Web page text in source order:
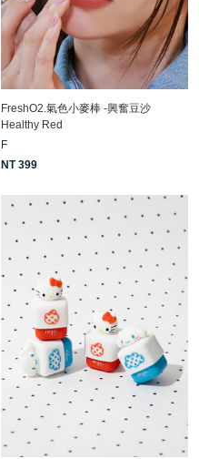
FreshO2.氣色小麥棒 -興奮豆沙
Healthy Red
F
NT 399